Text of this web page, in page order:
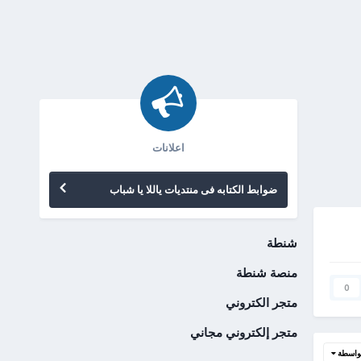
0
اعلانات
ضوابط الكتابه فى منتديات ياللا يا شباب
شنطة
منصة شنطة
متجر الكتروني
متجر إلكتروني مجاني